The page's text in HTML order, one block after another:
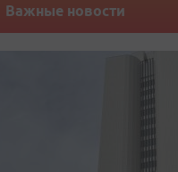
Важные новости